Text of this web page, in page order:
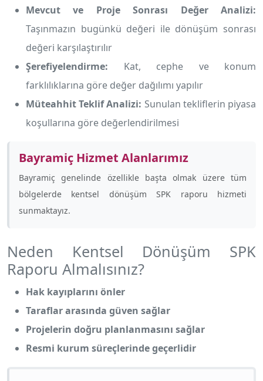
Mevcut ve Proje Sonrası Değer Analizi:
Taşınmazın bugünkü değeri ile dönüşüm sonrası
değeri karşılaştırılır
Şerefiyelendirme: Kat, cephe ve konum
farklılıklarına göre değer dağılımı yapılır
Müteahhit Teklif Analizi: Sunulan tekliflerin piyasa
koşullarına göre değerlendirilmesi
Bayramiç Hizmet Alanlarımız
Bayramiç genelinde özellikle başta olmak üzere tüm
bölgelerde kentsel dönüşüm SPK raporu hizmeti
sunmaktayız.
Neden Kentsel Dönüşüm SPK
Raporu Almalısınız?
Hak kayıplarını önler
Taraflar arasında güven sağlar
Projelerin doğru planlanmasını sağlar
Resmi kurum süreçlerinde geçerlidir